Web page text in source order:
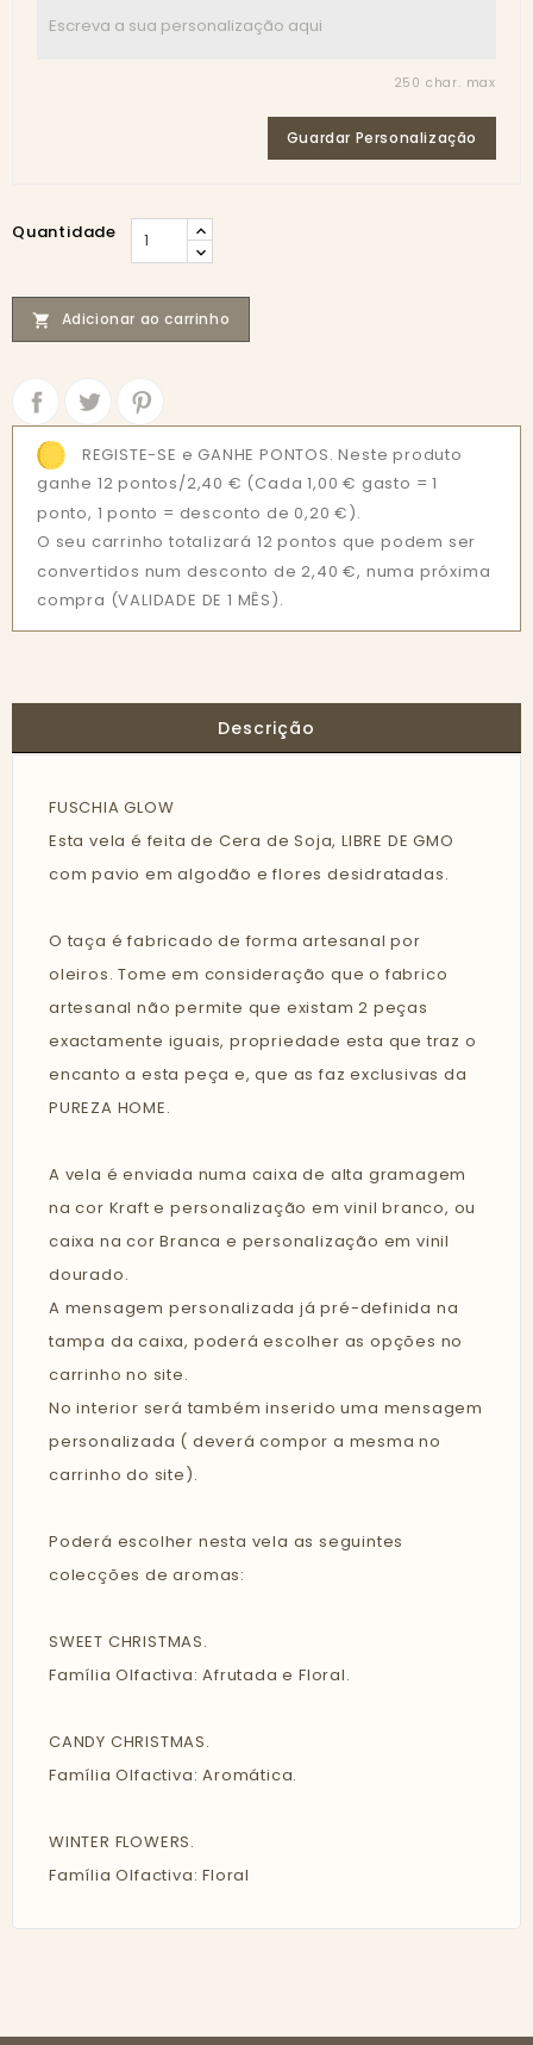
250 char. max
Guardar Personalização
Quantidade
 Adicionar ao carrinho
REGISTE-SE e GANHE PONTOS. Neste produto
ganhe 12 pontos/2,40 € (Cada 1,00 € gasto = 1
ponto, 1 ponto = desconto de 0,20 €).
O seu carrinho totalizará 12 pontos que podem ser
convertidos num desconto de 2,40 €, numa próxima
compra (VALIDADE DE 1 MÊS).
Descrição
FUSCHIA GLOW
Esta vela é feita de Cera de Soja, LIBRE DE GMO
com pavio em algodão e flores desidratadas.
O taça é fabricado de forma artesanal por
oleiros. Tome em consideração que o fabrico
artesanal não permite que existam 2 peças
exactamente iguais, propriedade esta que traz o
encanto a esta peça e, que as faz exclusivas da
PUREZA HOME.
A vela é enviada numa caixa de alta gramagem
na cor Kraft e personalização em vinil branco, ou
caixa na cor Branca e personalização em vinil
dourado.
A mensagem personalizada já pré-definida na
tampa da caixa, poderá escolher as opções no
carrinho no site.
No interior será também inserido uma mensagem
personalizada ( deverá compor a mesma no
carrinho do site).
Poderá escolher nesta vela as seguintes
colecções de aromas:
SWEET CHRISTMAS.
Família Olfactiva: Afrutada e Floral.
CANDY CHRISTMAS.
Família Olfactiva: Aromática.
WINTER FLOWERS.
Família Olfactiva: Floral